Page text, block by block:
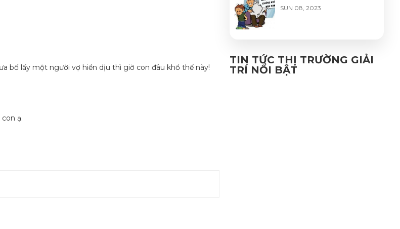
bố lấy một người vợ hiền dịu thì giờ con đâu khổ thế này!
ạ.
SUN 08, 2023
thành công
SUN 08, 2023
TIN TỨC THỊ TRƯỜNG GIẢI
TRÍ NỔI BẬT